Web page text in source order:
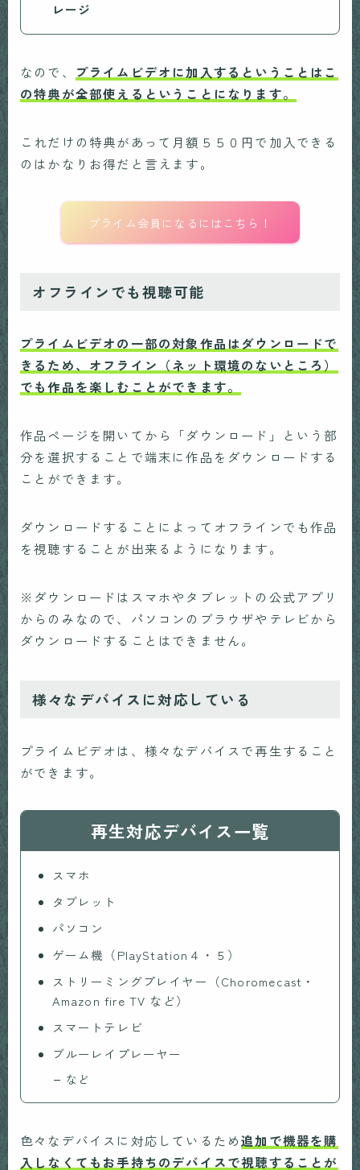
レージ
なので、 プライムビデオに加入するということはこ
の特典が全部使えるということになります。
これだけの特典があって月額５５０円で加入できる
のはかなりお得だと言えます。
プライム会員になるにはこちら！
オフラインでも視聴可能
プライムビデオの一部の対象作品はダウンロードで
きるため、オフライン（ネット環境のないところ）
でも作品を楽しむことができます。
作品ページを開いてから「ダウンロード」という部
分を選択することで端末に作品をダウンロードする
ことができます。
ダウンロードすることによってオフラインでも作品
を視聴することが出来るようになります。
※ダウンロードはスマホやタブレットの公式アプリ
からのみなので、パソコンのブラウザやテレビから
ダウンロードすることはできません。
様々なデバイスに対応している
プライムビデオは、様々なデバイスで再生すること
ができます。
再生対応デバイス一覧
スマホ
タブレット
パソコン
ゲーム機（PlayStation４・５）
ストリーミングプレイヤー（Choromecast・
Amazon fire TV など）
スマートテレビ
ブルーレイプレーヤー
など
色々なデバイスに対応しているため追加で機器を購
入しなくてもお手持ちのデバイスで視聴することが